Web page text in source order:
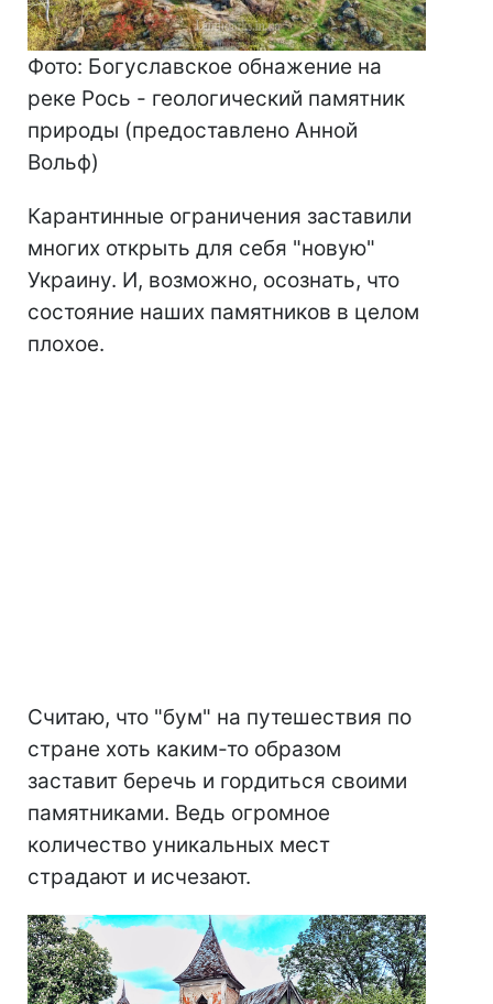
Фото: Богуславское обнажение на
реке Рось - геологический памятник
природы (предоставлено Анной
Вольф)
Карантинные ограничения заставили
многих открыть для себя "новую"
Украину. И, возможно, осознать, что
состояние наших памятников в целом
плохое.
Считаю, что "бум" на путешествия по
стране хоть каким-то образом
заставит беречь и гордиться своими
памятниками. Ведь огромное
количество уникальных мест
страдают и исчезают.